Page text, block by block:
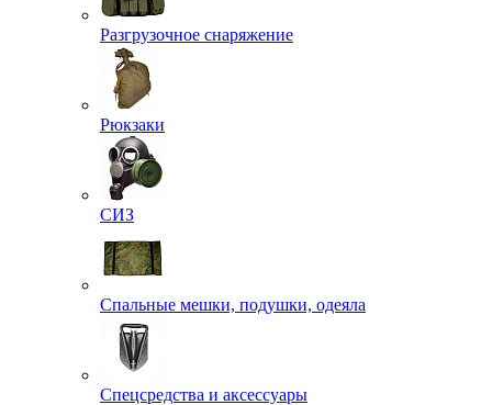
Разгрузочное снаряжение
Рюкзаки
СИЗ
Спальные мешки, подушки, одеяла
Спецсредства и аксессуары